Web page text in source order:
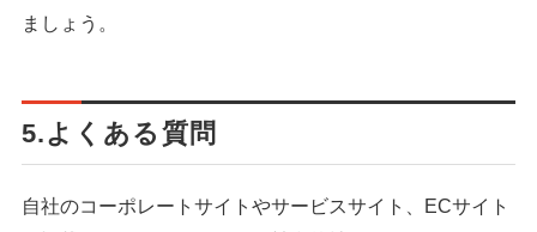
ましょう。
5.よくある質問
自社のコーポレートサイトやサービスサイト、ECサイト